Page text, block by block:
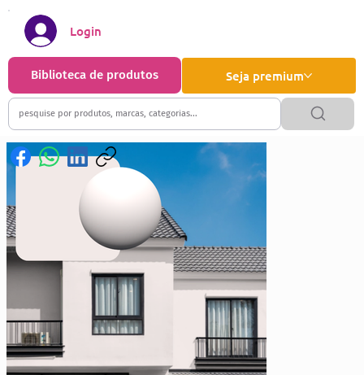
Seja premium
Biblioteca de produtos
Login